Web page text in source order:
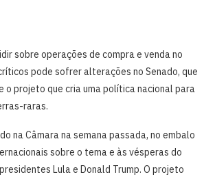
sobre operações de compra e venda no
pode sofrer alterações no Senado, que
o projeto que cria uma política nacional para
raras.
na Câmara na semana passada, no embalo
sobre o tema e às vésperas do
Lula e Donald Trump. O projeto